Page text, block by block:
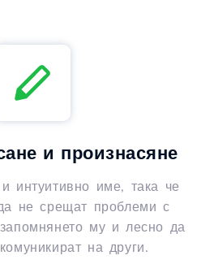
и произнасяне
интуитивно име, така че
не срещат проблеми с
му и лесно да
на други.